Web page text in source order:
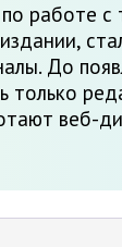
работе с
До
только
веб-